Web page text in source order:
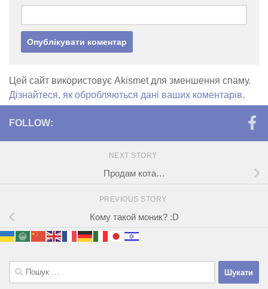
Цей сайт використовує Akismet для зменшення спаму.
Дізнайтеся, як обробляються дані ваших коментарів.
FOLLOW:
NEXT STORY
Продам кота…
PREVIOUS STORY
Кому такой моник? :D
Пошук: